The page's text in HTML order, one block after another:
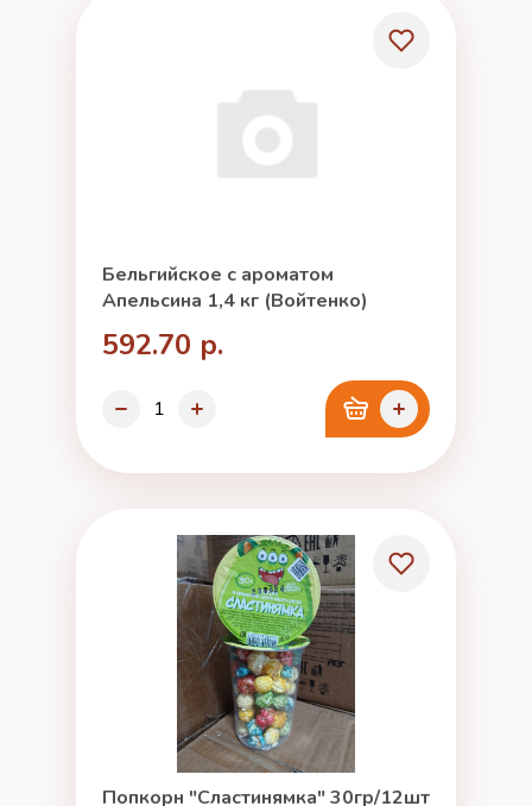
Бельгийское с ароматом
Апельсина 1,4 кг (Войтенко)
592.70 р.
Попкорн "Сластинямка" 30гр/12шт